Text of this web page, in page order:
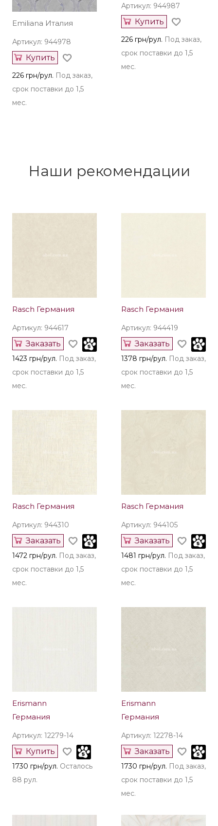
Emiliana Италия
Артикул: 944978
Купить
226 грн/рул. Под заказ,
срок поставки до 1,5
мес.
Артикул: 944987
Купить
226 грн/рул. Под заказ,
срок поставки до 1,5
мес.
Наши рекомендации
Rasch Германия
Артикул: 944617
Заказать
1423 грн/рул. Под заказ,
срок поставки до 1,5
мес.
Rasch Германия
Артикул: 944419
Заказать
1378 грн/рул. Под заказ,
срок поставки до 1,5
мес.
Rasch Германия
Артикул: 944310
Заказать
1472 грн/рул. Под заказ,
срок поставки до 1,5
мес.
Rasch Германия
Артикул: 944105
Заказать
1481 грн/рул. Под заказ,
срок поставки до 1,5
мес.
Erismann
Германия
Артикул: 12279-14
Купить
1730 грн/рул. Осталось
88 рул.
Erismann
Германия
Артикул: 12278-14
Заказать
1730 грн/рул. Под заказ,
срок поставки до 1,5
мес.